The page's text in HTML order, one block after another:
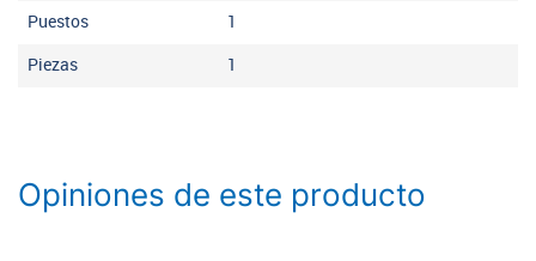
Puestos 1
Piezas 1
Opiniones de este producto